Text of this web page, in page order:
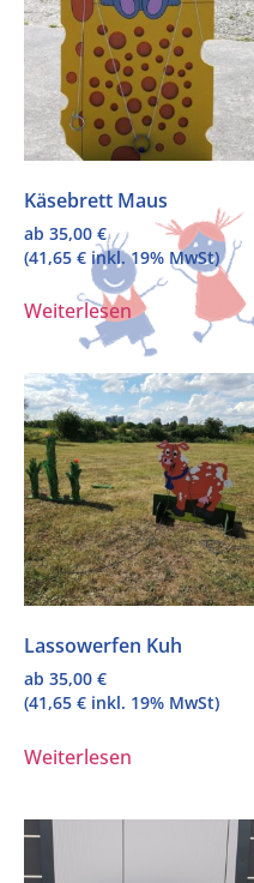
Käsebrett Maus
ab 35,00 €
(41,65 € inkl. 19% MwSt)
Weiterlesen
Lassowerfen Kuh
ab 35,00 €
(41,65 € inkl. 19% MwSt)
Weiterlesen